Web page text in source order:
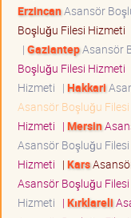
ErzincanAsansör
Boşluğu Filesi Hizmeti
| GaziantepAsansör
Boşluğu Filesi Hizmeti
Hizmeti | Hakkari
Asansör Boşluğu
Hizmeti | Mersin
Asansör Boşluğu
Hizmeti | Kars
Asansör Boşluğu
Hizmeti | Kırklareli